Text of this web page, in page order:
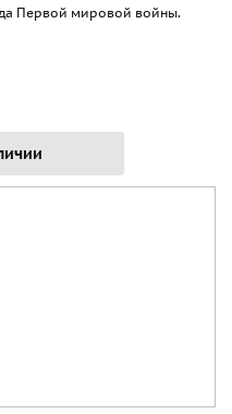
Первой мировой войны.